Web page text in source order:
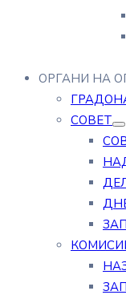
ОРГАНИ НА
СОВЕТ